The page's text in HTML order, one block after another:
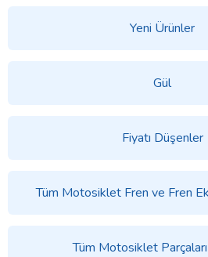
Yeni Ürünler
Gül
Fiyatı Düşenler
Tüm Motosiklet Fren ve Fren
Tüm Motosiklet